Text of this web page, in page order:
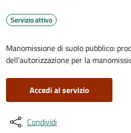
Servizio attivo
Manomissione di suolo pubblico:
dell'autorizzazione per la
Accedi al servizio
Condividi